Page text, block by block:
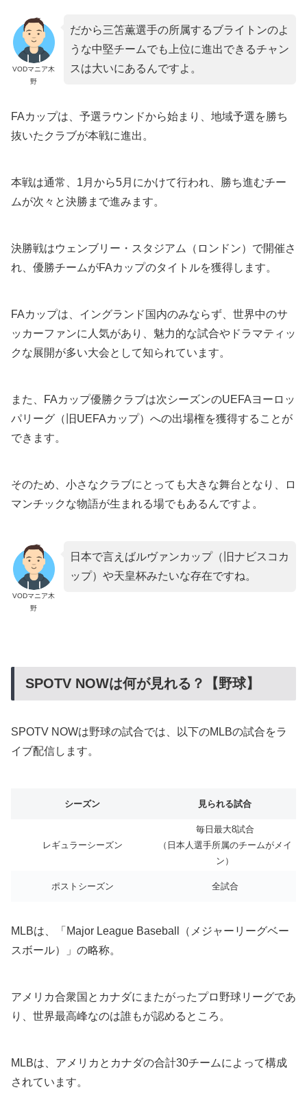
VODマニア木
野
だから三笘薫選手の所属するブライトンのよ
うな中堅チームでも上位に進出できるチャン
スは大いにあるんですよ。
FAカップは、予選ラウンドから始まり、地域予選を勝ち
抜いたクラブが本戦に進出。
本戦は通常、1月から5月にかけて行われ、勝ち進むチー
ムが次々と決勝まで進みます。
決勝戦はウェンブリー・スタジアム（ロンドン）で開催さ
れ、優勝チームがFAカップのタイトルを獲得します。
FAカップは、イングランド国内のみならず、世界中のサ
ッカーファンに人気があり、魅力的な試合やドラマティッ
クな展開が多い大会として知られています。
また、FAカップ優勝クラブは次シーズンのUEFAヨーロッ
パリーグ（旧UEFAカップ）への出場権を獲得することが
できます。
そのため、小さなクラブにとっても大きな舞台となり、ロ
マンチックな物語が生まれる場でもあるんですよ。
VODマニア木
野
日本で言えばルヴァンカップ（旧ナビスコカ
ップ）や天皇杯みたいな存在ですね。
SPOTV NOWは何が見れる？【野球】
SPOTV NOWは野球の試合では、以下のMLBの試合をラ
イブ配信します。
シーズン 見られる試合
レギュラーシーズン
毎日最大8試合
（日本人選手所属のチームがメイ
ン）
ポストシーズン 全試合
MLBは、「Major League Baseball（メジャーリーグベー
スボール）」の略称。
アメリカ合衆国とカナダにまたがったプロ野球リーグであ
り、世界最高峰なのは誰もが認めるところ。
MLBは、アメリカとカナダの合計30チームによって構成
されています。